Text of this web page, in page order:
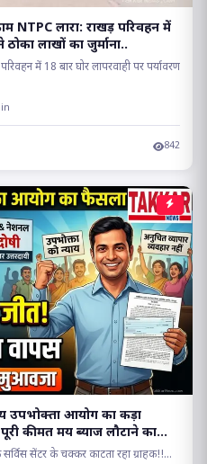
NTPC लारा: राखड़ परिवहन में
ठोका लाखों का जुर्माना..
में 18 बार घोर लापरवाही पर पर्यावरण
842
उपभोक्ता आयोग का कड़ा
कीमत मय ब्याज लौटाने का
सेंटर के चक्कर काटता रहा ग्राहक!!...